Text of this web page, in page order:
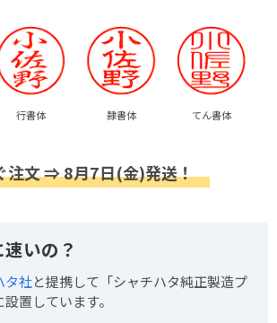
行書体 隷書体 てん書体
注文 ⇒ 8月7日(金)発送！
いの？
タ社と提携して「シャチハタ純正製造プ
置しています。